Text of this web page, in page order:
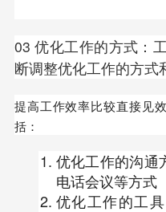
03 优化工作的方式：
断调整优化工作的方式
提高工作效率比较直接见
括：
优化工作的沟通
电话会议等方式
优化工作的工